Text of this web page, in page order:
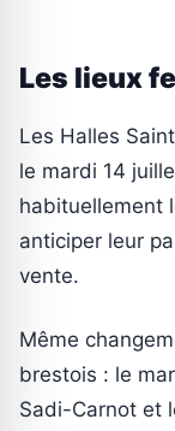
Les lieux
Les Halles
le mardi 14
habituellement
anticiper leur
vente.
Même
brestois : le
Sadi-Carnot et